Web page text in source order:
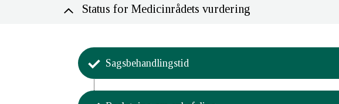
Status for Medicinrådets vurdering
Sagsbehandlingstid
Aktivitet